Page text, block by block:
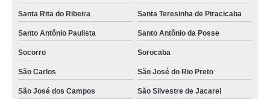
descarte de equipamentos ti valor Zona Norte
descarte de equipamentos de ti Heliópolis
orçamento de descarte de equipamentos eletrônicos Arcadas
orçamento de descarte de equipamentos de armazenamento de dados Vila
Nova Conceição
Santa Rita do Ribeira Santa Teresinha de Piracicaba
Santo Antônio Paulista Santo Antônio da Posse
Socorro Sorocaba
São Carlos São José do Rio Preto
São José dos Campos São Silvestre de Jacarei